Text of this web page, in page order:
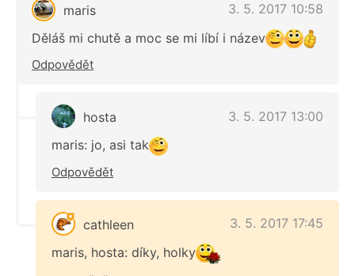
maris
3. 5. 2017 10:58
Děláš mi chutě a moc se mi líbí i název
Odpovědět
hosta
3. 5. 2017 13:00
maris: jo, asi tak
Odpovědět
cathleen
3. 5. 2017 17:45
maris, hosta: díky, holky